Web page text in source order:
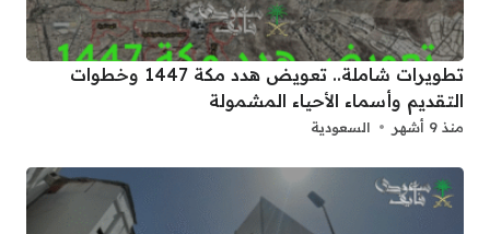
تطويرات شاملة.. تعويض هدد مكة 1447 وخطوات
التقديم وأسماء الأحياء المشمولة
منذ 9 أشهر السعودية